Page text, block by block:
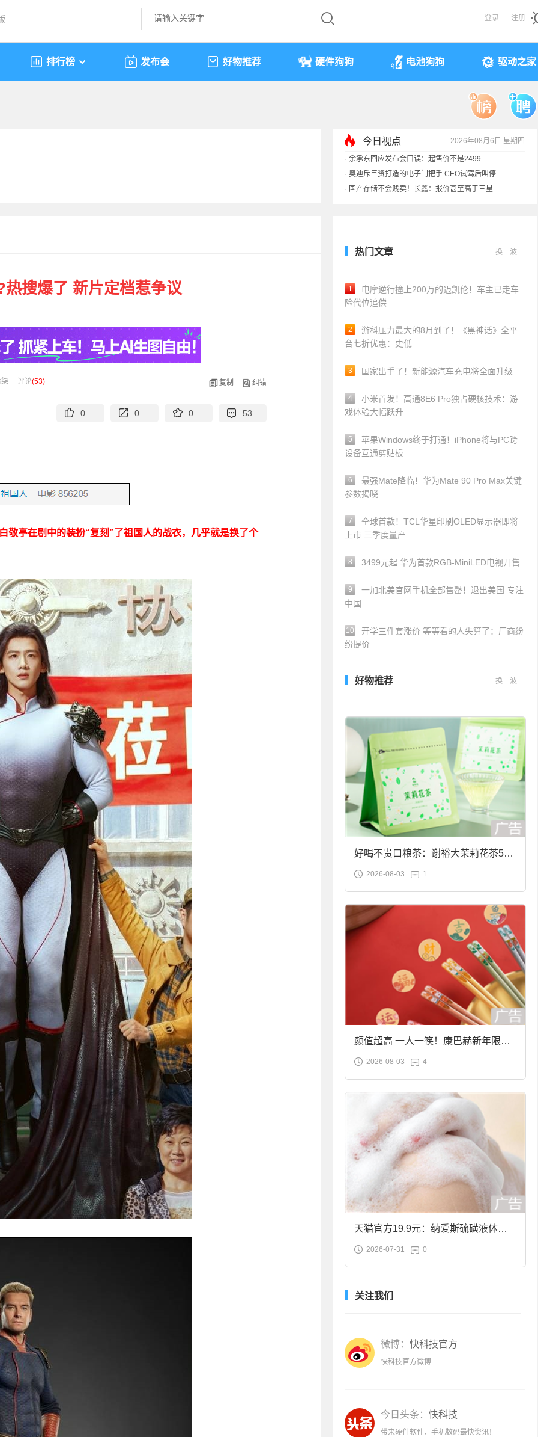
登录 注册
排行榜 发布会 好物推荐 硬件狗狗 电池狗狗 驱动之家
今日视点 2026年08月6日 星期四
· 余承东回应发布会口误：起售价不是2499
· 奥迪斥巨资打造的电子门把手 CEO试驾后叫停
· 国产存储不会贱卖！长鑫：报价甚至高于三星
搜爆了 新片定档惹争议
评论(53) 复制 纠错
0 0 0 53
敬亭在剧中的装扮“复刻”了祖国人的战衣，几乎就是换了个
热门文章 换一波
1
电摩逆行撞上200万的迈凯伦！车主已走车
险代位追偿
2
游科压力最大的8月到了！《黑神话》全平
台七折优惠：史低
3 国家出手了！新能源汽车充电将全面升级
4
小米首发！高通8E6 Pro独占硬核技术：游
戏体验大幅跃升
5
苹果Windows终于打通！iPhone将与PC跨
设备互通剪贴板
6
最强Mate降临！华为Mate 90 Pro Max关键
参数揭晓
7
全球首款！TCL华星印刷OLED显示器即将
上市 三季度量产
8 3499元起 华为首款RGB-MiniLED电视开售
9
一加北美官网手机全部售罄！退出美国 专注
中国
10
开学三件套涨价 等等看的人失算了：厂商纷
纷提价
好物推荐 换一波
好喝不贵口粮茶：谢裕大茉莉花茶50g
袋装9.9元到手
2026-08-03 1
颜值超高 一人一筷！康巴赫新年限定
合金筷子大促：19.9元
2026-08-03 4
天猫官方19.9元：纳爱斯硫磺液体香
皂2斤大促
2026-07-31 0
关注我们
微博： 快科技官方
快科技官方微博
今日头条： 快科技
带来硬件软件、手机数码最快资讯！